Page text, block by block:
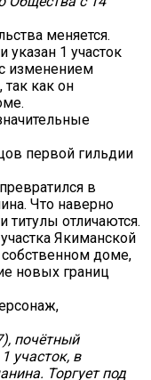
меняется.
указан 1 участок
изменением
как он
первой гильдии
в
Что наверно
титулы отличаются.
Якиманской
доме,
новых границ
почётный
участок, в
Торгует под